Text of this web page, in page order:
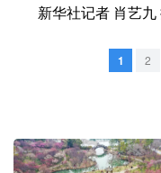
辽宁 吉
新华社记者 肖艺九
1 2